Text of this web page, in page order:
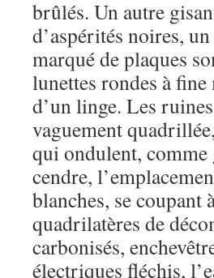
brûlés. Un autre
d’aspérités noires,
marqué de plaques
lunettes rondes à
d’un linge. Les
vaguement
qui ondulent, comme
cendre,
blanches, se
quadrilatères de
carbonisés,
électriques fléchis,